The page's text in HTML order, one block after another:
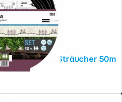
Gardena Micro-Drip-System Set Hecke/Sträucher 50m